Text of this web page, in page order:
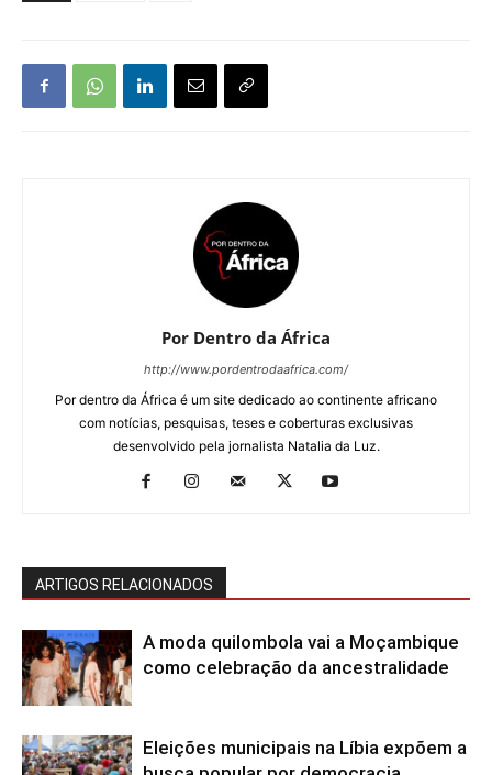
Por Dentro da África
http://www.pordentrodaafrica.com/
Por dentro da África é um site dedicado ao continente africano
com notícias, pesquisas, teses e coberturas exclusivas
desenvolvido pela jornalista Natalia da Luz.
ARTIGOS RELACIONADOS
A moda quilombola vai a Moçambique
como celebração da ancestralidade
Eleições municipais na Líbia expõem a